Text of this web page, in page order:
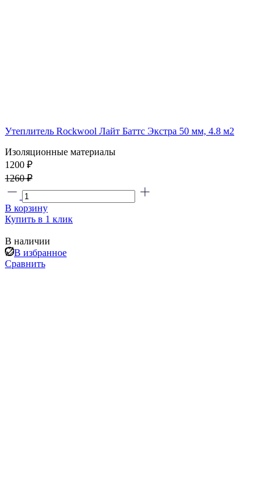
Утеплитель Rockwool Лайт Баттс Экстра 50 мм, 4.8 м2
Изоляционные материалы
1200 ₽
1260 ₽
В корзину
Купить в 1 клик
В наличии
В избранное
Сравнить